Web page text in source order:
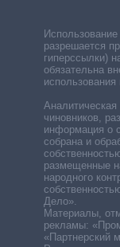
разрешается
гиперссылки)
обязательна
чиновников,
информация о
собрана и
размещенные
народного
Дело».
Материалы,
рекламы:
«Партнерский